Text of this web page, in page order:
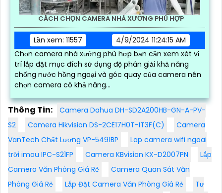
CÁCH CHỌN CAMERA NHÀ XƯỞNG PHÙ HỢP
Lần xem: 11557
4/9/2024 11:24:15 AM
Chọn camera nhà xưởng phù hợp bạn cần xem xét vị
trí lắp đặt mục đích sử dụng độ phân giải khả năng
chống nước hồng ngoại và góc quay của camera nên
chọn camera có khả năng...
Thông Tin:
Camera Dahua DH-SD2A200HB-GN-A-PV-
S2
Camera Hikvision DS-2CE17H0T-IT3F(C)
Camera
VanTech Chất Lượng VP-5491BP
Lap camera wifi ngoai
trời imou IPC-S21FP
Camera KBvision KX-D2007PN
Lắp
Camera Văn Phòng Giá Rẻ
Camera Quan Sát Văn
Phòng Giá Rẻ
Lắp Đặt Camera Văn Phòng Giá Rẻ
Tư